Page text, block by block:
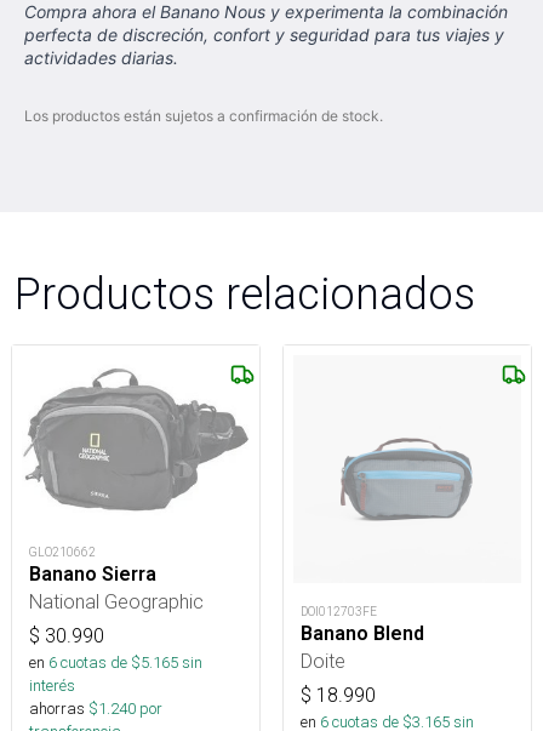
Compra ahora el Banano Nous y experimenta la combinación
perfecta de discreción, confort y seguridad para tus viajes y
actividades diarias.
Los productos están sujetos a confirmación de stock.
Productos relacionados
GLO210662
Banano Sierra
National Geographic
$ 30.990
en 6cuotas de $5.165sin
interés
ahorras $1.240 por
DOI012703FE
Banano Blend
Doite
$ 18.990
en 6cuotas de $3.165sin